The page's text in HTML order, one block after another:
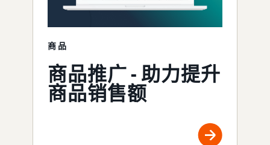
商品
商品推广 - 助力提升
商品销售额